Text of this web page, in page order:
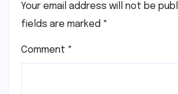
Your email address will not be
fields are marked *
Comment *